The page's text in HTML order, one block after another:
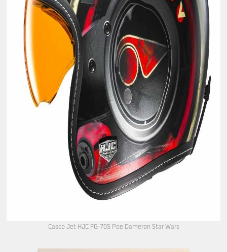
Casco Jet HJC FG-70S Poe Dameron Star Wars